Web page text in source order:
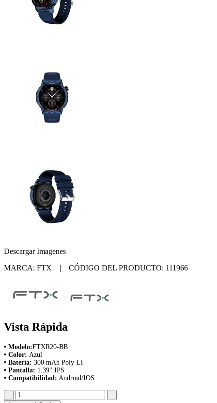
Descargar Imagenes
MARCA: FTX | CÓDIGO DEL PRODUCTO: 111966
Vista Rápida
• Modelo:FTXR20-BB
• Color: Azul
• Batería: 300 mAh Poly-Li
• Pantalla: 1.39" IPS
• Compatibilidad: Android/IOS